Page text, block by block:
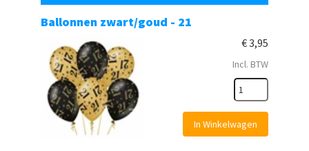
Ballonnen zwart/goud - 21
€3,95
Incl. BTW
In Winkelwagen